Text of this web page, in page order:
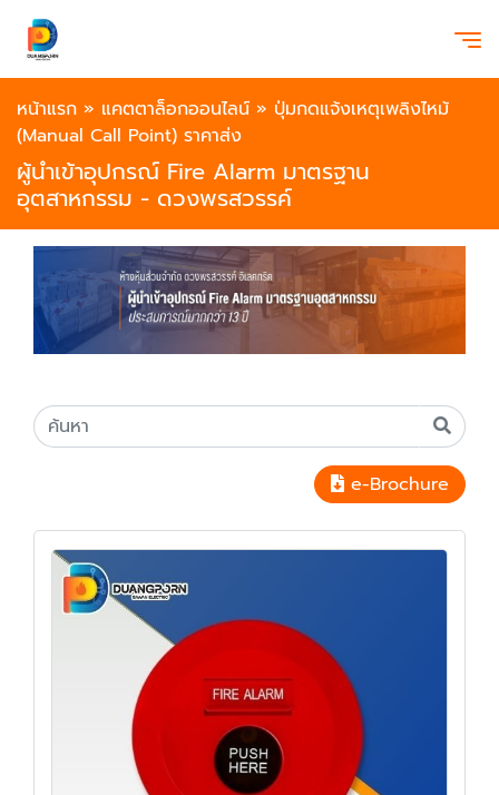
หน้าแรก » แคตตาล็อกออนไลน์ » ปุ่มกดแจ้งเหตุเพลิงไหม้
(Manual Call Point) ราคาส่ง
ผู้นำเข้าอุปกรณ์ Fire Alarm มาตรฐาน
อุตสาหกรรม - ดวงพรสวรรค์
e-Brochure